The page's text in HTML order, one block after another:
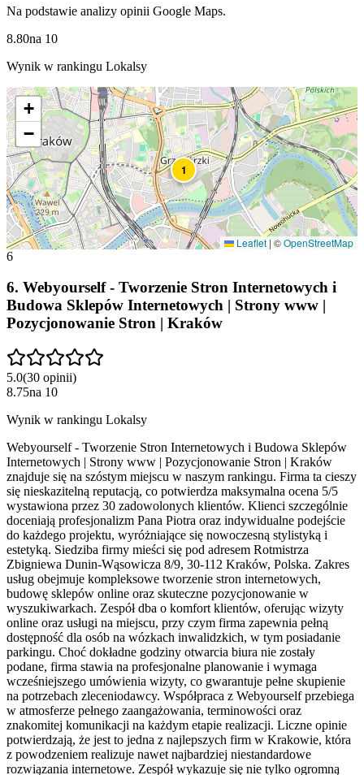
Na podstawie analizy opinii Google Maps.
8.80na 10
Wynik w rankingu Lokalsy
1
+
−
Leaflet | ©OpenStreetMap
6
6. Webyourself - Tworzenie Stron Internetowych i
Budowa Sklepów Internetowych | Strony www |
Pozycjonowanie Stron | Kraków
5.0(30 opinii)
8.75na 10
Wynik w rankingu Lokalsy
Webyourself - Tworzenie Stron Internetowych i Budowa Sklepów
Internetowych | Strony www | Pozycjonowanie Stron | Kraków
znajduje się na szóstym miejscu w naszym rankingu. Firma ta cieszy
się nieskazitelną reputacją, co potwierdza maksymalna ocena 5/5
wystawiona przez 30 zadowolonych klientów. Klienci szczególnie
doceniają profesjonalizm Pana Piotra oraz indywidualne podejście
do każdego projektu, wyróżniające się nowoczesną stylistyką i
estetyką. Siedziba firmy mieści się pod adresem Rotmistrza
Zbigniewa Dunin-Wąsowicza 8/9, 30-112 Kraków, Polska. Zakres
usług obejmuje kompleksowe tworzenie stron internetowych,
budowę sklepów online oraz skuteczne pozycjonowanie w
wyszukiwarkach. Zespół dba o komfort klientów, oferując wizyty
online oraz usługi na miejscu, przy czym firma zapewnia pełną
dostępność dla osób na wózkach inwalidzkich, w tym posiadanie
parkingu. Choć dokładne godziny otwarcia biura nie zostały
podane, firma stawia na profesjonalne planowanie i wymaga
wcześniejszego umówienia wizyty, co gwarantuje pełne skupienie
na potrzebach zleceniodawcy. Współpraca z Webyourself przebiega
w atmosferze pełnego zaangażowania, terminowości oraz
znakomitej komunikacji na każdym etapie realizacji. Liczne opinie
potwierdzają, że jest to jedna z najlepszych firm w Krakowie, która
z powodzeniem realizuje nawet najbardziej niestandardowe
rozwiązania internetowe. Zespół wykazuje się nie tylko ogromną